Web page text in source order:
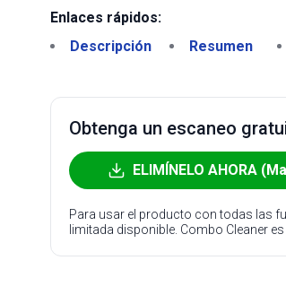
Enlaces rápidos:
Descripción
Resumen
Obtenga un escaneo
ELIMÍNELO AHORA
Para usar el producto con todas las
limitada disponible. Combo Cleaner